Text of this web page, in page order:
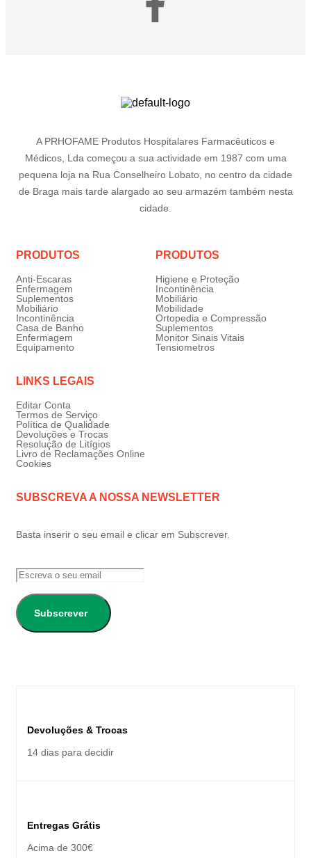
A PRHOFAME Produtos Hospitalares Farmacêuticos e
Médicos, Lda começou a sua actividade em 1987 com uma
pequena loja na Rua Conselheiro Lobato, no centro da cidade
de Braga mais tarde alargado ao seu armazém também nesta
cidade.
PRODUTOS
Anti-Escaras
Enfermagem
Suplementos
Mobiliário
Incontinência
Casa de Banho
Enfermagem
Equipamento
PRODUTOS
Higiene e Proteção
Incontinência
Mobiliário
Mobilidade
Ortopedia e Compressão
Suplementos
Monitor Sinais Vitais
Tensiometros
LINKS LEGAIS
Editar Conta
Termos de Serviço
Política de Qualidade
Devoluções e Trocas
Resolução de Litígios
Livro de Reclamações Online
Cookies
SUBSCREVA A NOSSA NEWSLETTER
Basta inserir o seu email e clicar em Subscrever.
Subscrever
Devoluções & Trocas
14 dias para decidir
Entregas Grátis
Acima de 300€